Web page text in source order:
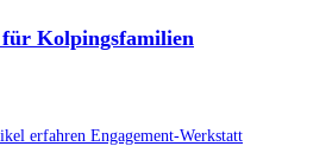
für Kolpingsfamilien